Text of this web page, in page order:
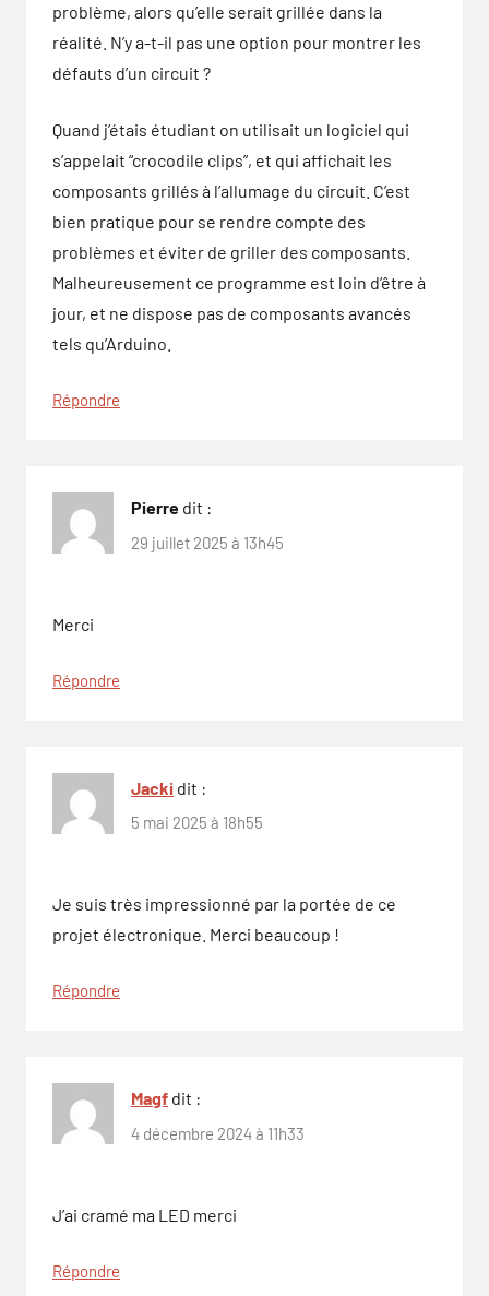
problème, alors qu’elle serait grillée dans la
réalité. N’y a-t-il pas une option pour montrer les
défauts d’un circuit ?
Quand j’étais étudiant on utilisait un logiciel qui
s’appelait “crocodile clips”, et qui affichait les
composants grillés à l’allumage du circuit. C’est
bien pratique pour se rendre compte des
problèmes et éviter de griller des composants.
Malheureusement ce programme est loin d’être à
jour, et ne dispose pas de composants avancés
tels qu’Arduino.
Répondre
Pierre dit :
29 juillet 2025 à 13h45
Merci
Répondre
Jacki dit :
5 mai 2025 à 18h55
Je suis très impressionné par la portée de ce
projet électronique. Merci beaucoup !
Répondre
Magf dit :
4 décembre 2024 à 11h33
J’ai cramé ma LED merci
Répondre